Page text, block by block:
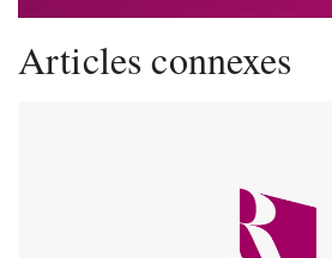
Articles connexes